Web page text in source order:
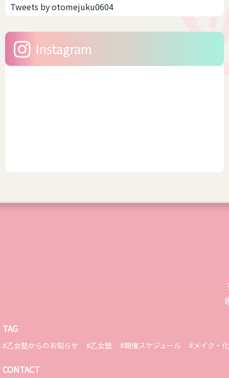
Tweets by otomejuku0604
Instagram
TAG
#乙女塾からのお知らせ #乙女塾 #開催スケジュール #メイク・
CONTACT